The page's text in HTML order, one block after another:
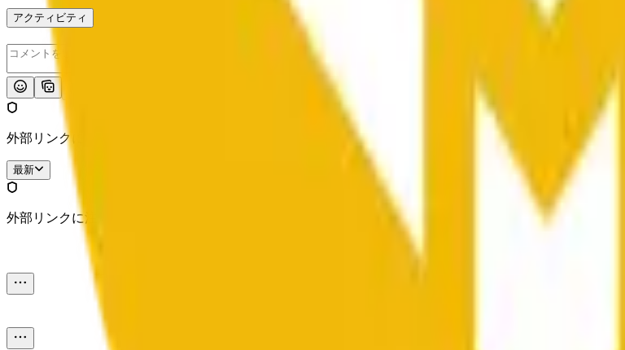
アクティビティ
外部リンクに注意してください。
最新
外部リンクに注意してください。